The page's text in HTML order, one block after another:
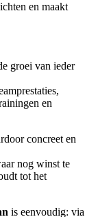
en maakt
groei van ieder
en
concreet en
nog winst te
tot het
is eenvoudig: via